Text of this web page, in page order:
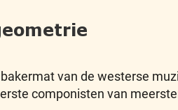
van de westerse
componisten van